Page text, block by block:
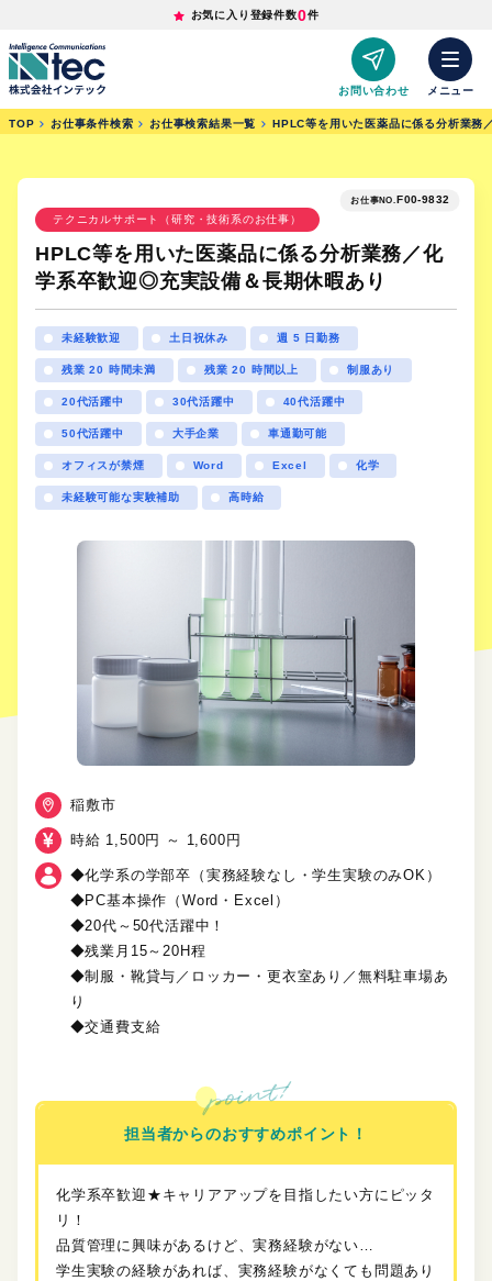
お気に入り登録件数0件
お問い合わせ メニュー
TOP お仕事条件検索 お仕事検索結果一覧 HPLC等を用いた医薬品に係る分析業務
お仕事NO. F00-9832
テクニカルサポート（研究・技術系のお仕事）
HPLC等を用いた医薬品に係る分析業務／化
学系卒歓迎◎充実設備＆長期休暇あり
未経験歓迎 土日祝休み 週 5 日勤務
残業 20 時間未満 残業 20 時間以上 制服あり
20代活躍中 30代活躍中 40代活躍中
50代活躍中 大手企業 車通勤可能
オフィスが禁煙 Word Excel 化学
未経験可能な実験補助 高時給
稲敷市
時給 1,500円 ～ 1,600円
◆化学系の学部卒（実務経験なし・学生実験のみOK）
◆PC基本操作（Word・Excel）
◆20代～50代活躍中！
◆残業月15～20H程
◆制服・靴貸与／ロッカー・更衣室あり／無料駐車場あ
り
◆交通費支給
担当者からのおすすめポイント！
化学系卒歓迎★キャリアアップを目指したい方にピッタ
リ！
品質管理に興味があるけど、実務経験がない…
学生実験の経験があれば、実務経験がなくても問題あり